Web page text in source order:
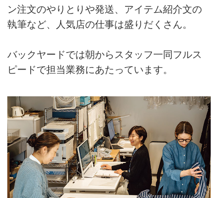
ン注文のやりとりや発送、アイテム紹介文の
執筆など、人気店の仕事は盛りだくさん。
バックヤードでは朝からスタッフ一同フルス
ピードで担当業務にあたっています。